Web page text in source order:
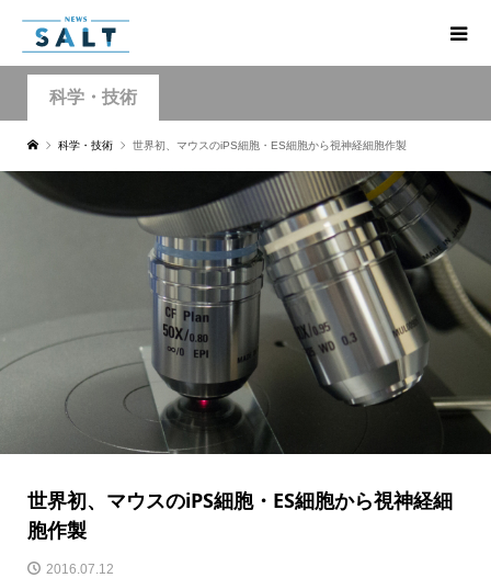
科学・技術
科学・技術 世界初、マウスのiPS細胞・ES細胞から視神経細胞作製
世界初、マウスのiPS細胞・ES細胞から視神経細
胞作製
2016.07.12